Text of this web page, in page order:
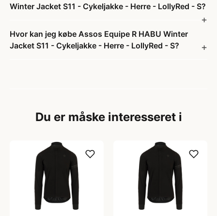
Winter Jacket S11 - Cykeljakke - Herre - LollyRed - S?
Hvor kan jeg købe Assos Equipe R HABU Winter
Jacket S11 - Cykeljakke - Herre - LollyRed - S?
Du er måske interesseret i